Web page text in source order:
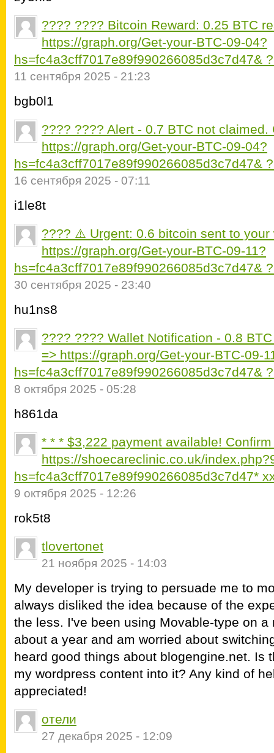
???? ???? Bitcoin Reward: 0.25 BTC
https://graph.org/Get-your-BTC-09-04?
hs=fc4a3cff7017e89f990266085d3c7d47&
11 сентября 2025 - 21:23
bgb0l1
???? ???? Alert - 0.7 BTC not claimed.
https://graph.org/Get-your-BTC-09-04?
hs=fc4a3cff7017e89f990266085d3c7d47&
16 сентября 2025 - 07:11
i1le8t
???? ⚠️ Urgent: 0.6 bitcoin sent to
https://graph.org/Get-your-BTC-09-11?
hs=fc4a3cff7017e89f990266085d3c7d47&
30 сентября 2025 - 23:40
hu1ns8
???? ???? Wallet Notification - 0.8
=> https://graph.org/Get-your-BTC-09-
hs=fc4a3cff7017e89f990266085d3c7d47&
8 октября 2025 - 05:28
h861da
* * * $3,222 payment available!
https://shoecareclinic.co.uk/
hs=fc4a3cff7017e89f990266085d3c7d47*
9 октября 2025 - 12:26
rok5t8
tlovertonet
21 ноября 2025 - 14:03
My developer is trying to persuade me to
always disliked the idea because of the
the less. I've been using Movable-type on a
about a year and am worried about
heard good things about blogengine.net. Is
my wordpress content into it? Any kind of
appreciated!
отели
27 декабря 2025 - 12:09